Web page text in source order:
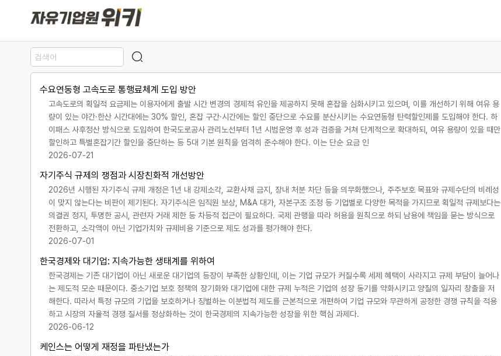
수요연동형 고속도로 통행료체계 도입 방안
고속도로의 획일적 요금제는 이용자에게 출발 시간 변경의 경제적 유인을 제공하지 못해 혼잡을 심화시키고 있으며, 이를 개선하기 위해 여유 용
량이 있는 야간·한산 시간대에는 30% 할인, 혼잡 구간·시간에는 할인 중단으로 수요를 분산시키는 수요연동형 탄력할인제를 도입해야 한다. 하
이패스 사후정산 방식으로 도입하여 한국도로공사 관리노선부터 1년 시범운영 후 성과 검증을 거쳐 단계적으로 확대하되, 여유 용량이 있을 때만
할인하고 특별혼잡기간 할인을 중단하는 등 5대 기본 원칙을 엄격히 준수해야 한다. 이는 단순 요금 인
2026-07-21
자기주식 규제의 쟁점과 시장친화적 개선방안
2026년 시행된 자기주식 규제 개정은 1년 내 강제소각, 교환사채 금지, 장내 처분 차단 등을 의무화했으나, 주주보호 목표와 규제수단의 비례성
이 맞지 않는다는 비판이 제기된다. 자기주식은 임직원 보상, M&A 대가, 자본구조 조정 등 기업별로 다양한 목적을 가지므로 획일적 규제보다는
의결권 정지, 투명한 공시, 관련자 거래 제한 등 차등적 접근이 필요하다. 국제 관행을 따라 허용을 원칙으로 하되 남용에 책임을 묻는 방식으로
전환하고, 소각액이 아닌 기업가치와 규제비용 기준으로 제도 성과를 평가해야 한다.
2026-07-01
한국경제와 대기업: 지속가능한 생태계를 위하여
한국경제는 기존 대기업이 아닌 새로운 대기업의 등장이 부족한 상황인데, 이는 기업 규모가 커질수록 세제 혜택이 사라지고 규제 부담이 늘어나
는 제도적 모순 때문이다. 중소기업 보호 정책의 장기화와 대기업에 대한 규제 누적은 기업의 성장 동기를 약화시키고 양질의 일자리 창출을 저
해한다. 따라서 특정 규모의 기업을 보호하거나 징벌하는 이분법적 제도를 근본적으로 개편하여 기업 규모와 무관하게 공정한 경쟁 규칙을 적용
하고 시장의 자율적 경쟁 질서를 정상화하는 것이 한국경제의 지속가능한 성장을 위한 핵심 과제다.
2026-06-12
케인스는 어떻게 재정을 파탄냈는가